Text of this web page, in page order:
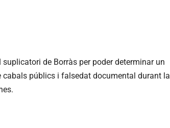
suplicatori de Borràs per poder determinar un
cabals públics i falsedat documental durant la